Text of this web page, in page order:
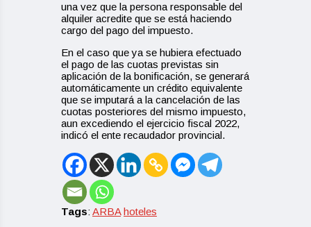
una vez que la persona responsable del
alquiler acredite que se está haciendo
cargo del pago del impuesto.
En el caso que ya se hubiera efectuado
el pago de las cuotas previstas sin
aplicación de la bonificación, se generará
automáticamente un crédito equivalente
que se imputará a la cancelación de las
cuotas posteriores del mismo impuesto,
aun excediendo el ejercicio fiscal 2022,
indicó el ente recaudador provincial.
Tags:ARBA hoteles